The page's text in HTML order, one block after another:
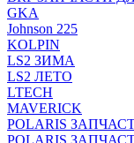
GKA
Johnson 225
KOLPIN
LS2 ЗИМА
LS2 ЛЕТО
LTECH
MAVERICK
POLARIS
POLARIS